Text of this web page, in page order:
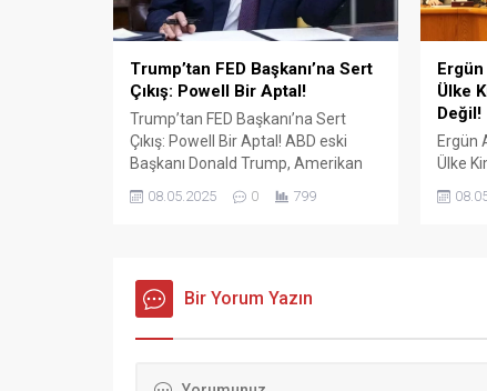
Trump’tan FED Başkanı’na Sert
Çıkış: Powell Bir Aptal!
Trump’tan FED Başkanı’na Sert
Çıkış: Powell Bir Aptal! ABD eski
Başkanı Donald Trump, Amerikan
Jerome Powell’ın faiz oranlarını
açıklamada Trump, “Çok geç.
Powell bir aptal, hiçbir fikri yok.
Onun dışında kendisini çok
08.05.2025 0 799
Ülke
Değil!
Ergün
Ülke
Bir Yorum Yazın